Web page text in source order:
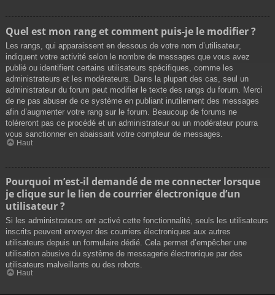
Quel est mon rang et comment puis-je le modifier ?
Les rangs, qui apparaissent en dessous de votre nom d’utilisateur,
indiquent votre activité selon le nombre de messages que vous avez
publié ou identifient certains utilisateurs spécifiques, comme les
administrateurs et les modérateurs. Dans la plupart des cas, seul un
administrateur du forum peut modifier le texte des rangs du forum. Merci
de ne pas abuser de ce système en publiant inutilement des messages
afin d’augmenter votre rang sur le forum. Beaucoup de forums ne
toléreront pas ce procédé et un administrateur ou un modérateur pourra
vous sanctionner en abaissant votre compteur de messages.
Haut
Pourquoi m’est-il demandé de me connecter lorsque
je clique sur le lien de courrier électronique d’un
utilisateur ?
Si les administrateurs ont activé cette fonctionnalité, seuls les utilisateurs
inscrits peuvent envoyer des courriers électroniques aux autres
utilisateurs depuis un formulaire dédié. Cela permet d’empêcher une
utilisation abusive du système de messagerie électronique par des
utilisateurs malveillants ou des robots.
Haut